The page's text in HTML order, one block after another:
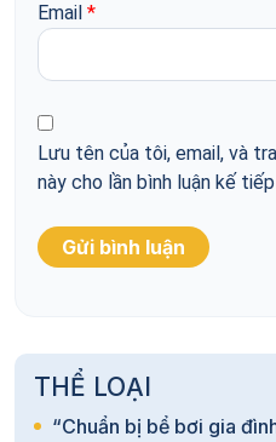
Email *
Lưu tên của tôi, email, và
này cho lần bình luận kế
THỂ LOẠI
“Chuẩn bị bể bơi gia